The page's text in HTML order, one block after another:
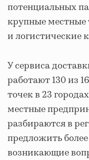
потенциальных
крупные местные
и логистические
У сервиса
работают 130 из
точек в 23
местные
разбираются в
предложить
возникающие